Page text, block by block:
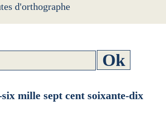
d'orthographe
sept cent soixante-dix